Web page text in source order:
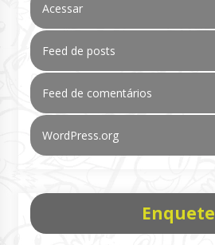
Acessar
Feed de posts
Feed de comentários
WordPress.org
Enquete